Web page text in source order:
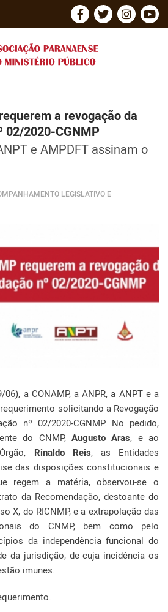
a revogação da
02/2020-CGNMP
e AMPDFT assinam o
LEGISLATIVO E
a CONAMP, a ANPR, a ANPT e a
solicitando a Revogação
nº 02/2020-CGNMP. No pedido,
do CNMP, Augusto Aras, e ao
Rinaldo Reis, as Entidades
das disposições constitucionais e
regem a matéria, observou-se o
da Recomendação, destoante do
X, do RICNMP, e a extrapolação das
do CNMP, bem como pelo
da independência funcional do
da jurisdição, de cuja incidência os
imunes.